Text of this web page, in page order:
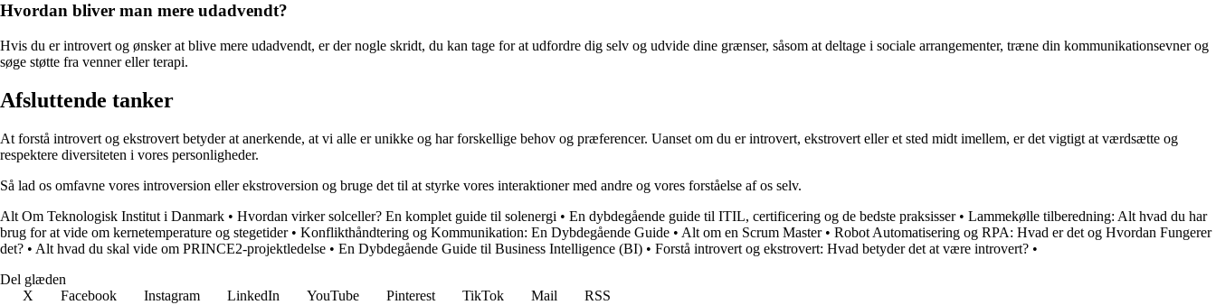
Hvordan bliver man mere udadvendt?
Hvis du er introvert og ønsker at blive mere udadvendt, er der nogle skridt, du kan tage for at udfordre dig selv og udvide dine grænser, såsom at deltage i sociale arrangementer, træne din kommunikationsevner og
søge støtte fra venner eller terapi.
Afsluttende tanker
At forstå introvert og ekstrovert betyder at anerkende, at vi alle er unikke og har forskellige behov og præferencer. Uanset om du er introvert, ekstrovert eller et sted midt imellem, er det vigtigt at værdsætte og
respektere diversiteten i vores personligheder.
Så lad os omfavne vores introversion eller ekstroversion og bruge det til at styrke vores interaktioner med andre og vores forståelse af os selv.
Alt Om Teknologisk Institut i Danmark • Hvordan virker solceller? En komplet guide til solenergi • En dybdegående guide til ITIL, certificering og de bedste praksisser• Lammekølle tilberedning: Alt hvad du har
brug for at vide om kernetemperature og stegetider• Konflikthåndtering og Kommunikation: En Dybdegående Guide • Alt om en Scrum Master• Robot Automatisering og RPA: Hvad er det og Hvordan Fungerer
det? • Alt hvad du skal vide om PRINCE2-projektledelse • En Dybdegående Guide til Business Intelligence (BI) • Forstå introvert og ekstrovert: Hvad betyder det at være introvert? •
Del glæden
X
Facebook Instagram LinkedIn YouTube Pinterest TikTok Mail
RSS